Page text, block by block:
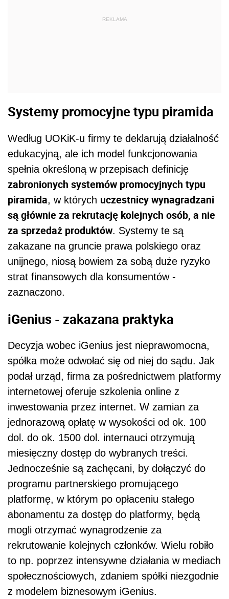
REKLAMA
Systemy promocyjne typu piramida
Według UOKiK-u firmy te deklarują działalność
edukacyjną, ale ich model funkcjonowania
spełnia określoną w przepisach definicję
zabronionych systemów promocyjnych typu
piramida, w których uczestnicy wynagradzani
są głównie za rekrutację kolejnych osób, a nie
za sprzedaż produktów. Systemy te są
zakazane na gruncie prawa polskiego oraz
unijnego, niosą bowiem za sobą duże ryzyko
strat finansowych dla konsumentów -
zaznaczono.
iGenius - zakazana praktyka
Decyzja wobec iGenius jest nieprawomocna,
spółka może odwołać się od niej do sądu. Jak
podał urząd, firma za pośrednictwem platformy
internetowej oferuje szkolenia online z
inwestowania przez internet. W zamian za
jednorazową opłatę w wysokości od ok. 100
dol. do ok. 1500 dol. internauci otrzymują
miesięczny dostęp do wybranych treści.
Jednocześnie są zachęcani, by dołączyć do
programu partnerskiego promującego
platformę, w którym po opłaceniu stałego
abonamentu za dostęp do platformy, będą
mogli otrzymać wynagrodzenie za
rekrutowanie kolejnych członków. Wielu robiło
to np. poprzez intensywne działania w mediach
społecznościowych, zdaniem spółki niezgodnie
z modelem biznesowym iGenius.